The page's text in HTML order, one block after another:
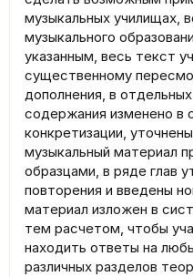
музыкальных училищах,
музыкального
указанным, весь текст
существенному
дополнения, в
содержания изменено в
конкретизации,
музыкальный материал
образцами, в ряде глав
повторения и введены
материал изложен в
тем расчетом, чтобы
находить ответы на
различных разделов